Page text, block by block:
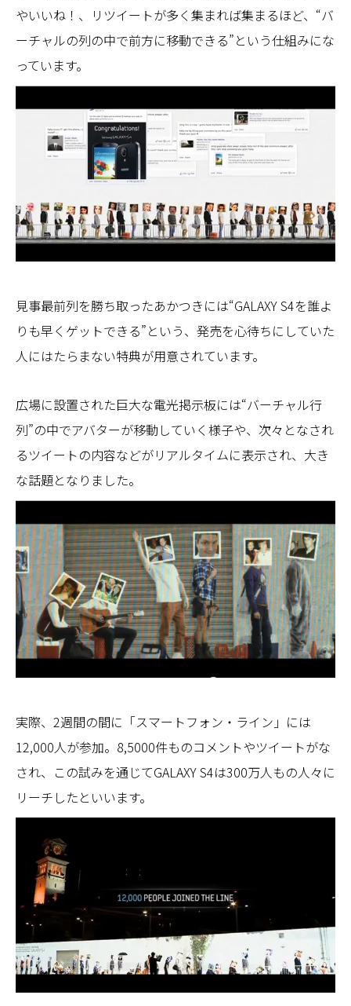
やいいね！、リツイートが多く集まれば集まるほど、“バ
ーチャルの列の中で前方に移動できる”という仕組みにな
っています。
見事最前列を勝ち取ったあかつきには“GALAXY S4を誰よ
りも早くゲットできる”という、発売を心待ちにしていた
人にはたらまない特典が用意されています。
広場に設置された巨大な電光掲示板には“バーチャル行
列”の中でアバターが移動していく様子や、次々となされ
るツイートの内容などがリアルタイムに表示され、大き
な話題となりました。
実際、2週間の間に「スマートフォン・ライン」には
12,000人が参加。8,5000件ものコメントやツイートがな
され、この試みを通じてGALAXY S4は300万人もの人々に
リーチしたといいます。